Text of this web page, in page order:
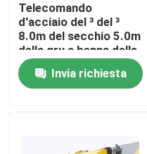
Casa
Prodotti
Telecomando
d'acciaio del ³ del ³
8.0m del secchio 5.0m
della gru a benna della
copertura superiore
del carico in serie
dell'OEM
Invia richiesta